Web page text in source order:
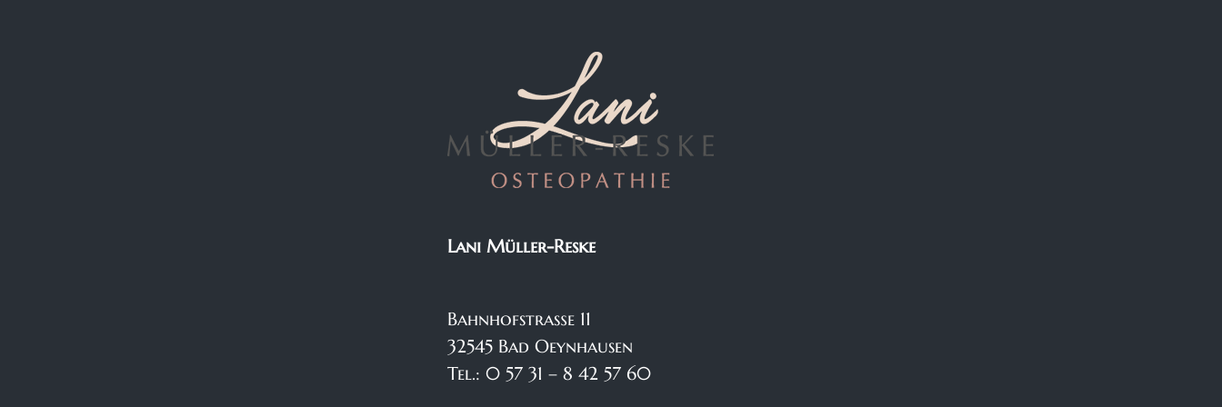
Lani Müller-Reske
Bahnhofstraße 11
32545 Bad Oeynhausen
Tel.: 0 57 31 – 8 42 57 60